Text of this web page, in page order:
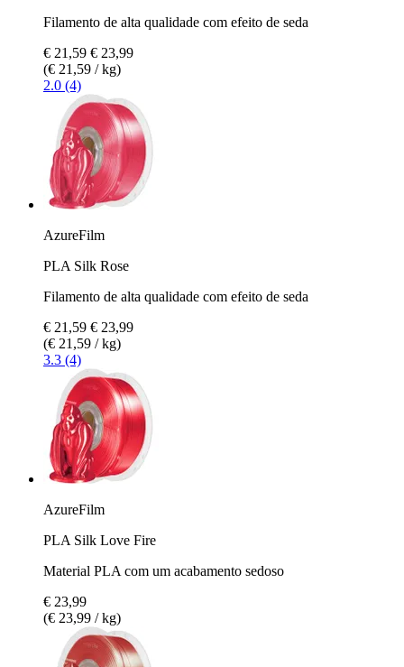
Filamento de alta qualidade com efeito de seda
€ 21,59 € 23,99
(€ 21,59 / kg)
2.0 (4)
AzureFilm
PLA Silk Rose
Filamento de alta qualidade com efeito de seda
€ 21,59 € 23,99
(€ 21,59 / kg)
3.3 (4)
AzureFilm
PLA Silk Love Fire
Material PLA com um acabamento sedoso
€ 23,99
(€ 23,99 / kg)